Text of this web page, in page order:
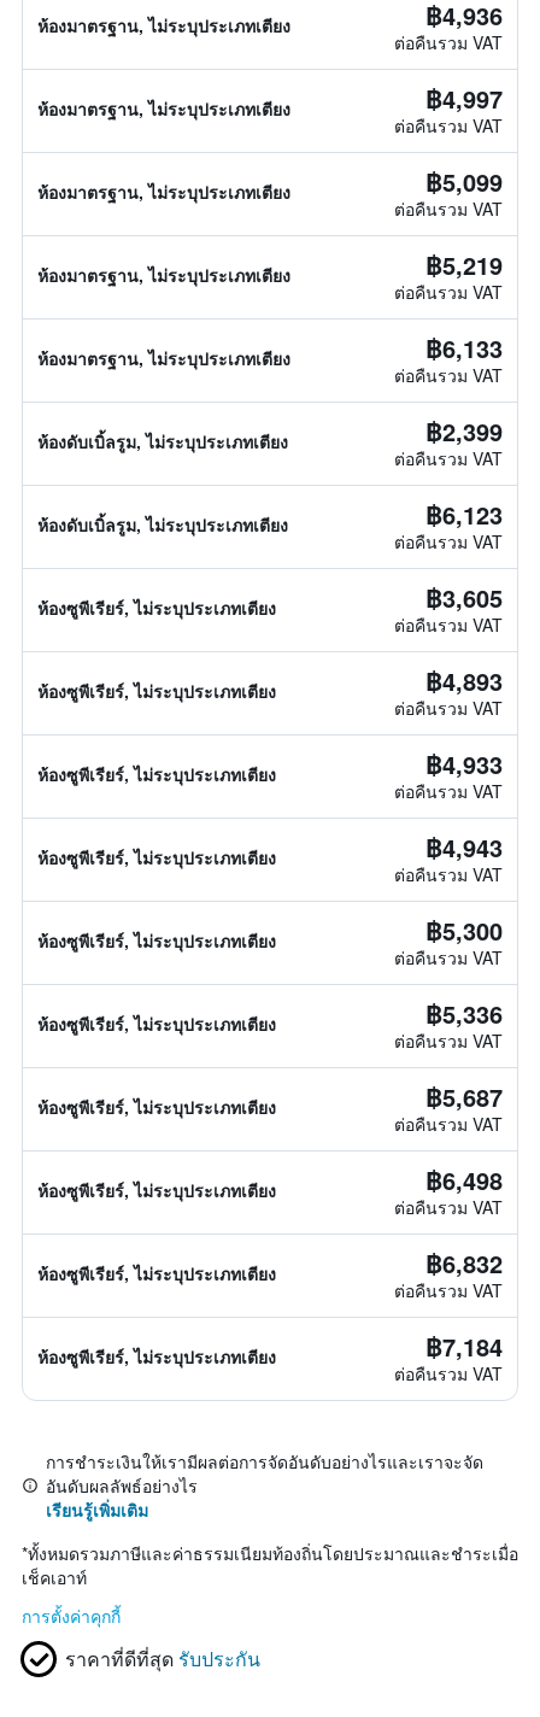
ห้องมาตรฐาน, ไม่ระบุประเภทเตียง ฿4,936
ต่อคืนรวม VAT
ห้องมาตรฐาน, ไม่ระบุประเภทเตียง ฿4,997
ต่อคืนรวม VAT
ห้องมาตรฐาน, ไม่ระบุประเภทเตียง ฿5,099
ต่อคืนรวม VAT
ห้องมาตรฐาน, ไม่ระบุประเภทเตียง ฿5,219
ต่อคืนรวม VAT
ห้องมาตรฐาน, ไม่ระบุประเภทเตียง ฿6,133
ต่อคืนรวม VAT
ห้องดับเบิ้ลรูม, ไม่ระบุประเภทเตียง ฿2,399
ต่อคืนรวม VAT
ห้องดับเบิ้ลรูม, ไม่ระบุประเภทเตียง ฿6,123
ต่อคืนรวม VAT
ห้องซูพีเรียร์, ไม่ระบุประเภทเตียง ฿3,605
ต่อคืนรวม VAT
ห้องซูพีเรียร์, ไม่ระบุประเภทเตียง ฿4,893
ต่อคืนรวม VAT
ห้องซูพีเรียร์, ไม่ระบุประเภทเตียง ฿4,933
ต่อคืนรวม VAT
ห้องซูพีเรียร์, ไม่ระบุประเภทเตียง ฿4,943
ต่อคืนรวม VAT
ห้องซูพีเรียร์, ไม่ระบุประเภทเตียง ฿5,300
ต่อคืนรวม VAT
ห้องซูพีเรียร์, ไม่ระบุประเภทเตียง ฿5,336
ต่อคืนรวม VAT
ห้องซูพีเรียร์, ไม่ระบุประเภทเตียง ฿5,687
ต่อคืนรวม VAT
ห้องซูพีเรียร์, ไม่ระบุประเภทเตียง ฿6,498
ต่อคืนรวม VAT
ห้องซูพีเรียร์, ไม่ระบุประเภทเตียง ฿6,832
ต่อคืนรวม VAT
ห้องซูพีเรียร์, ไม่ระบุประเภทเตียง ฿7,184
ต่อคืนรวม VAT
การชำระเงินให้เรามีผลต่อการจัดอันดับอย่างไรและเราจะจัด
อันดับผลลัพธ์อย่างไร
เรียนรู้เพิ่มเติม
*ทั้งหมดรวมภาษีและค่าธรรมเนียมท้องถิ่นโดยประมาณและชำระเมื่อ
เช็คเอาท์
การตั้งค่าคุกกี้
ราคาที่ดีที่สุด รับประกัน